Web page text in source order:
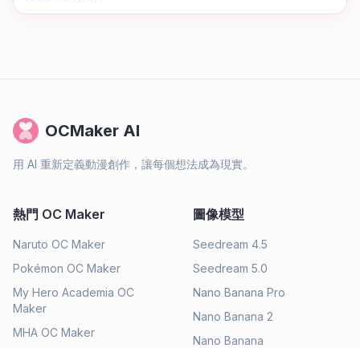
OCMaker AI
用 AI 重新定義動漫創作，讓每個想法成為現實。
熱門 OC Maker
Naruto OC Maker
Pokémon OC Maker
My Hero Academia OC
Maker
MHA OC Maker
圖像模型
Seedream 4.5
Seedream 5.0
Nano Banana Pro
Nano Banana 2
Nano Banana